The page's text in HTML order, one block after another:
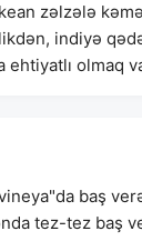
zəlzələ
indiyə
ehtiyatlı olmaq
baş
tez-tez baş